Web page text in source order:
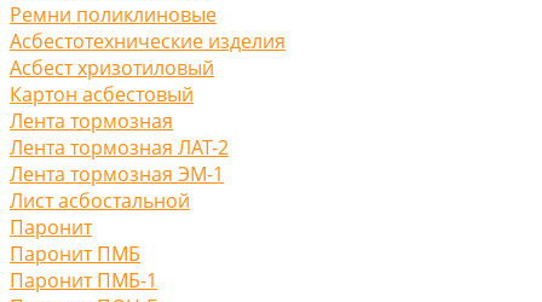
Ремни поликлиновые
Асбестотехнические изделия
Асбест хризотиловый
Картон асбестовый
Лента тормозная
Лента тормозная ЛАТ-2
Лента тормозная ЭМ-1
Лист асбостальной
Паронит
Паронит ПМБ
Паронит ПМБ-1